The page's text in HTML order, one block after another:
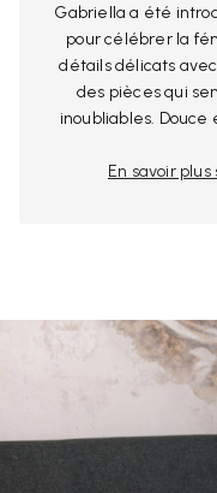
Gabriella a été
pour célébrer la
détails délicats
des pièces qui
inoubliables.
En savoir